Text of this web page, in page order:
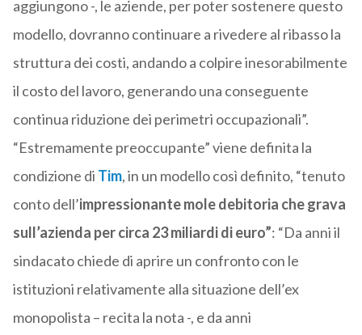
aggiungono -, le aziende, per poter sostenere questo
modello, dovranno continuare a rivedere al ribasso la
struttura dei costi, andando a colpire inesorabilmente
il costo del lavoro, generando una conseguente
continua riduzione dei perimetri occupazionali”.
“Estremamente preoccupante” viene definita la
condizione di Tim, in un modello così definito, “tenuto
conto dell’impressionante mole debitoria che grava
sull’azienda per circa 23 miliardi di euro”: “Da anni il
sindacato chiede di aprire un confronto con le
istituzioni relativamente alla situazione dell’ex
monopolista – recita la nota -, e da anni